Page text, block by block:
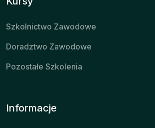
Szkolnictwo Zawodowe
Doradztwo Zawodowe
Pozostałe Szkolenia
Informacje